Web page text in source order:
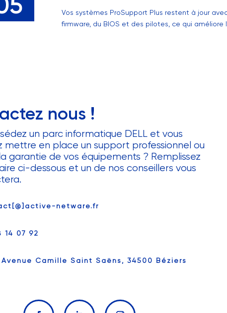
Vos systèmes ProSupport Plus restent à jour
firmware, du BIOS et des pilotes, ce qui
nous !
un parc informatique DELL et vous
mettre en place un support professionnel ou
garantie de vos équipements ? Remplissez
ci-dessous et un de nos conseillers vous
netware.fr
14 07 92
Avenue Camille Saint Saëns, 34500 Béziers